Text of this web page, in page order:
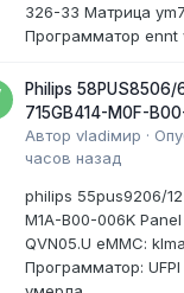
326-33 Матрица
Программатор
Philips 58PUS8506/
715GB414-M0F-
Авторvladiмир ·
часов назад
philips 55pus9206/
M1A-B00-006K
QVN05.U eMMC:
Программатор: